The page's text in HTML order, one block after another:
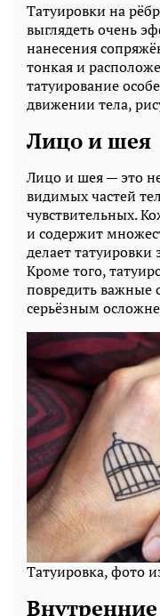
Татуировки на
выглядеть очень
нанесения
тонкая и
татуирование
движении тела,
Лицо и шея
Лицо и шея — это
видимых частей
чувствительных.
и содержит
делает
Кроме того,
повредить важные
серьёзным
Татуировка, фото